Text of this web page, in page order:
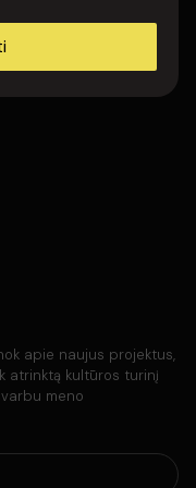
apie naujus projektus,
atrinktą kultūros turinį
meno